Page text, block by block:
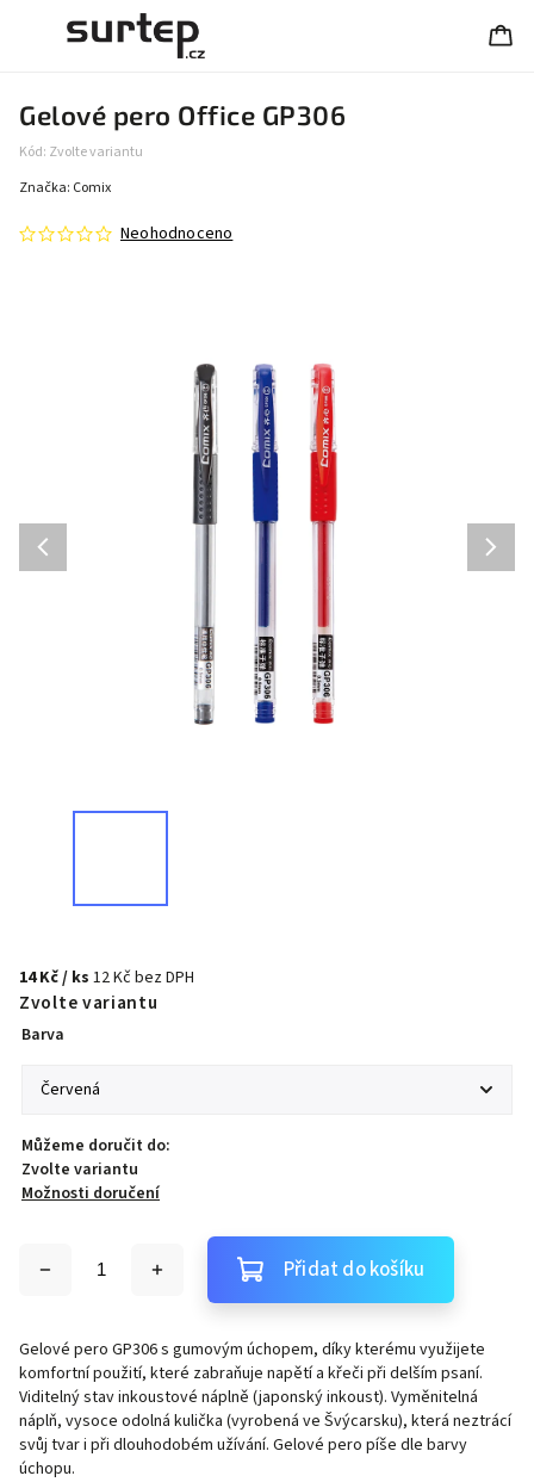
Gelové pero Office GP306
Kód: Zvolte variantu
Neohodnoceno
Značka: Comix
14 Kč/ ks 12 Kč bez DPH
Zvolte variantu
Barva
Můžeme doručit do:
Zvolte variantu
Možnosti doručení
Přidat do košíku
Gelové pero GP306 s gumovým úchopem, díky kterému využijete
komfortní použití, které zabraňuje napětí a křeči při delším psaní.
Viditelný stav inkoustové náplně (japonský inkoust). Vyměnitelná
náplň, vysoce odolná kulička (vyrobená ve Švýcarsku), která neztrácí
svůj tvar i při dlouhodobém užívání. Gelové pero píše dle barvy
úchopu.